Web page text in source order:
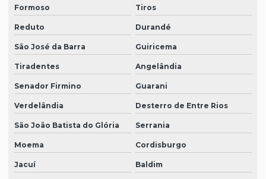
Formoso Tiros
Reduto Durandé
São José da Barra Guiricema
Tiradentes Angelândia
Senador Firmino Guarani
Verdelândia Desterro de Entre Rios
São João Batista do Glória Serrania
Moema Cordisburgo
Jacuí Baldim